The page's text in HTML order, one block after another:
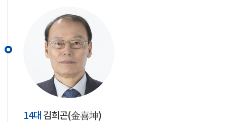
14대 김희곤(金喜坤)